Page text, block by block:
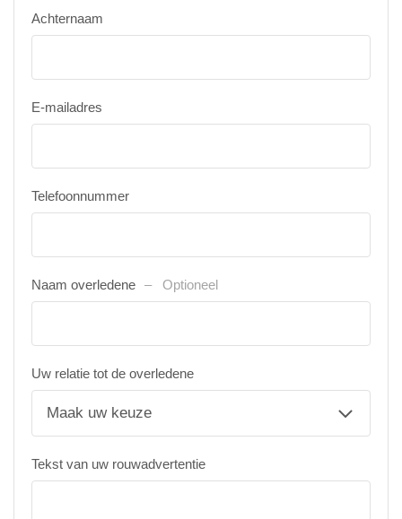
Achternaam
E-mailadres
Telefoonnummer
Naam overledene Optioneel
Uw relatie tot de overledene
Tekst van uw rouwadvertentie